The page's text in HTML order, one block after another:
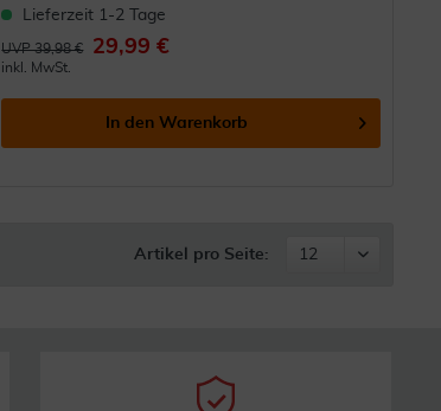
Lieferzeit 1-2 Tage
UVP 39,98 € 29,99 €
inkl. MwSt.
In den Warenkorb
Artikel pro Seite: